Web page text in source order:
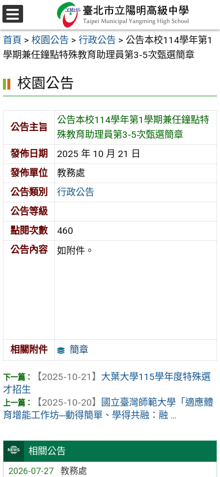
跳
至
主
要
容
區
選
單
首頁 > 校園公告 > 行政公告 > 公告本校114學年第1
學期兼任鐘點特殊教育助理員第3-5次甄選簡章
相關公告
2026-07-27 教務處
校園公告
公告主旨
公告本校114學年第1學期兼任鐘點特
殊教育助理員第3-5次甄選簡章
發佈日期
2025 年 10 月 21 日
發佈單位
教務處
公告類別
行政公告
公告等級
點閱次數
460
公告內容
如附件。
相關附件 簡章
【2025-10-21】 大葉大學115學年度特殊選
才招生
【2025-10-20】
國立臺灣師範大學「適應體
育增能工作坊─動得簡單、學得共融：融 ...